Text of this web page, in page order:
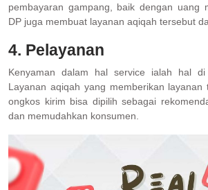
pembayaran gampang, baik dengan uang
DP juga membuat layanan aqiqah tersebut
4. Pelayanan
Kenyaman dalam hal service ialah hal di
Layanan aqiqah yang memberikan layanan
ongkos kirim bisa dipilih sebagai
dan memudahkan konsumen.